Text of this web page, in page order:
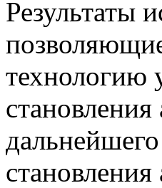
Результаты
технологию
становления